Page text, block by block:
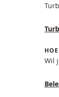
Wil